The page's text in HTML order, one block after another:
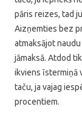
pāris reizes, tad
Aizņemties bez
atmaksājot
jāmaksā. Atdod
ikviens īstermiņā
taču, ja vajag
procentiem.